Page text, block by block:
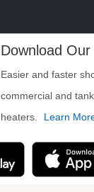
Download Our
Easier and faster
commercial and
heaters.
Learn